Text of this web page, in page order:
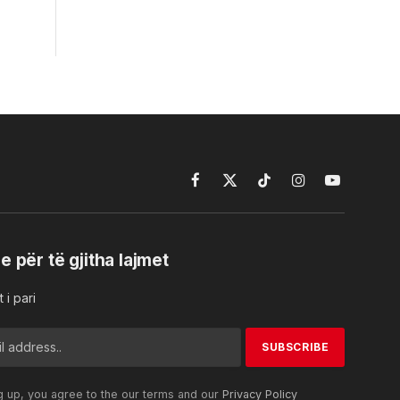
Facebook
X
TikTokInstagramYouTube
për të gjitha lajmet
i pari
up, you agree to the our terms and our Privacy Policy